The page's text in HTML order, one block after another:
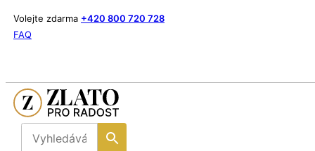
Volejte zdarma +420 800 720 728
FAQ